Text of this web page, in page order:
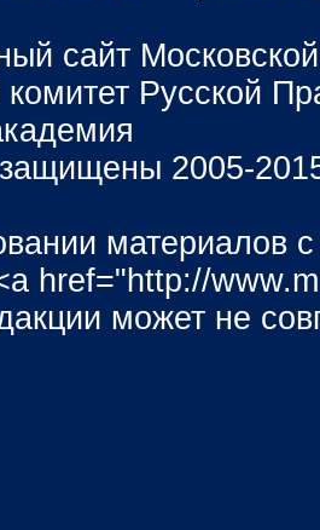
сайт
Русской
2005-
материалов
href="http://
может не